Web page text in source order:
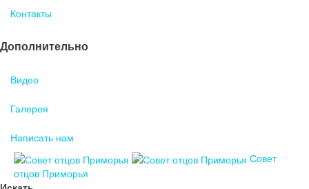
Контакты
Дополнительно
Видео
Галерея
Написать нам
Совет
отцов Приморья